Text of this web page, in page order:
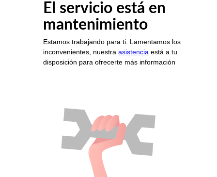
El servicio está en
mantenimiento
Estamos trabajando para ti. Lamentamos los
inconvenientes, nuestra asistencia está a tu
disposición para ofrecerte más información